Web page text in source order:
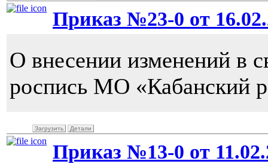
Приказ №23-0 от
О внесении изменений в
роспись МО «Кабанский
Загрузить Детали
Приказ №13-0 от